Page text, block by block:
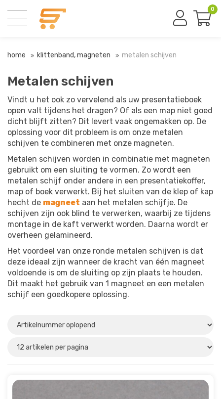
0
home klittenband, magneten metalen schijven
Metalen schijven
Vindt u het ook zo vervelend als uw presentatieboek
open valt tijdens het dragen? Of als een map niet goed
dicht blijft zitten? Dit levert vaak ongemakken op. De
oplossing voor dit probleem is om onze metalen
schijven te combineren met onze magneten.
Metalen schijven worden in combinatie met magneten
gebruikt om een sluiting te vormen. Zo wordt een
metalen schijf onder andere in een presentatiekoffer,
map of boek verwerkt. Bij het sluiten van de klep of kap
hecht de magneet aan het metalen schijfje. De
schijven zijn ook blind te verwerken, waarbij ze tijdens
montage in de kaft verwerkt worden. Daarna wordt er
overheen gelamineerd.
Het voordeel van onze ronde metalen schijven is dat
deze ideaal zijn wanneer de kracht van één magneet
voldoende is om de sluiting op zijn plaats te houden.
Dit maakt het gebruik van 1 magneet en een metalen
schijf een goedkopere oplossing.